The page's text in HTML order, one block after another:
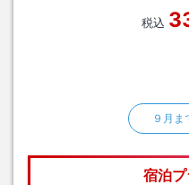
税込
９月
宿泊